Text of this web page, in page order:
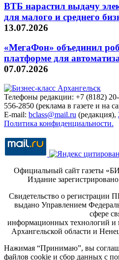
ВТБ нарастил выдачу
для малого и среднего
13.07.2026
«МегаФон» объединил
платформе для
07.07.2026
Телефоны редакции: +7 (8182)
556-2850 (реклама в газете и на
E-mail: bclass@mail.ru (редакция),
Политика конфиденциальности.
Официальный сайт газеты
Издание
Свидетельство о регистрации
выдано Управлением
сфере
информационных технологий
Архангельской области и
Нажимая “Принимаю”, вы
файлов cookie и сбор данных с